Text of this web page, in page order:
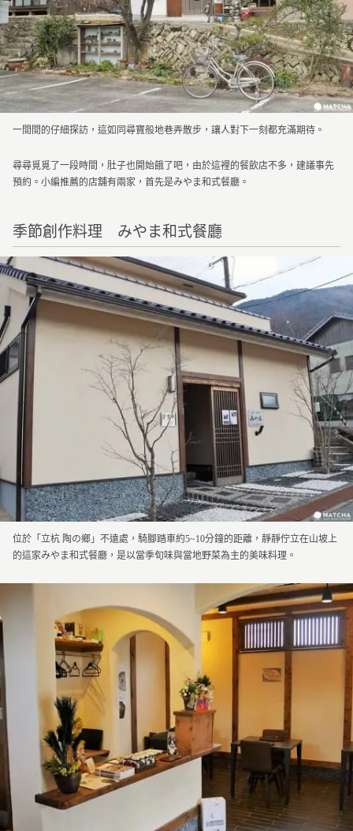
一間間的仔細探訪，這如同尋寶般地巷弄散步，讓人對下一刻都充滿期待。
尋尋覓覓了一段時間，肚子也開始餓了吧，由於這裡的餐飲店不多，建議事先
預約。小編推薦的店舖有兩家，首先是みやま和式餐廳。
季節創作料理 みやま和式餐廳
位於「立杭 陶の鄉」不遠處，騎腳踏車約5~10分鐘的距離，靜靜佇立在山坡上
的這家みやま和式餐廳，是以當季旬味與當地野菜為主的美味料理。